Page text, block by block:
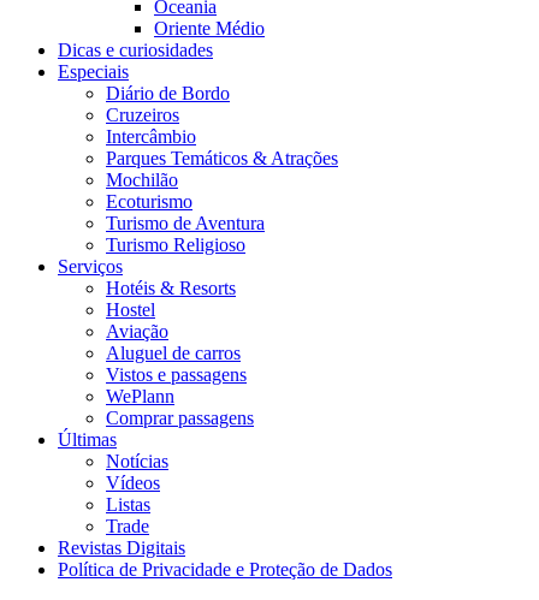
Oceania
Oriente Médio
Dicas e curiosidades
Especiais
Diário de Bordo
Cruzeiros
Intercâmbio
Parques Temáticos & Atrações
Mochilão
Ecoturismo
Turismo de Aventura
Turismo Religioso
Serviços
Hotéis & Resorts
Hostel
Aviação
Aluguel de carros
Vistos e passagens
WePlann
Comprar passagens
Últimas
Notícias
Vídeos
Listas
Trade
Revistas Digitais
Política de Privacidade e Proteção de Dados